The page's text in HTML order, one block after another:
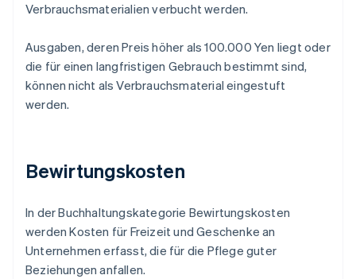
Verbrauchsmaterialien verbucht werden.
Ausgaben, deren Preis höher als 100.000 Yen liegt oder
die für einen langfristigen Gebrauch bestimmt sind,
können nicht als Verbrauchsmaterial eingestuft
werden.
Bewirtungskosten
In der Buchhaltungskategorie Bewirtungskosten
werden Kosten für Freizeit und Geschenke an
Unternehmen erfasst, die für die Pflege guter
Beziehungen anfallen.